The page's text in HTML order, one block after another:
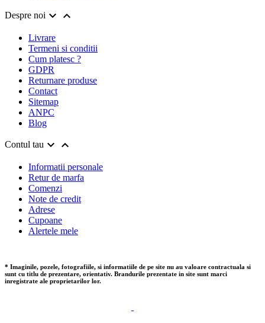
Despre noi  
Livrare
Termeni si conditii
Cum platesc ?
GDPR
Returnare produse
Contact
Sitemap
ANPC
Blog
Contul tau  
Informatii personale
Retur de marfa
Comenzi
Note de credit
Adrese
Cupoane
Alertele mele
* Imaginile, pozele, fotografiile, si informatiile de pe site nu au valoare contractuala si
sunt cu titlu de prezentare, orientativ. Brandurile prezentate in site sunt marci
inregistrate ale proprietarilor lor.